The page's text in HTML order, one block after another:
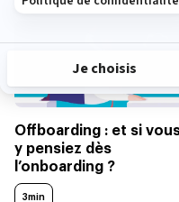
Offboarding : et si
y pensiez dès
l’onboarding ?
3min